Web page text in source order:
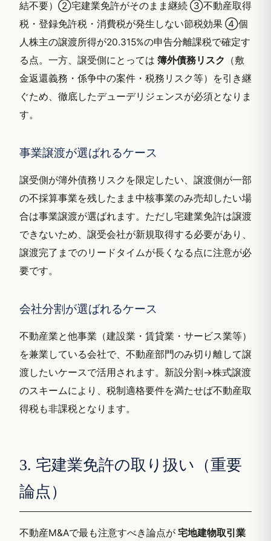
結不要）②宅建業免許がそのまま継続 ③不動産取得
税・登録免許税・消費税が発生しない節税効果 ④個
人株主の譲渡所得が20.315%の申告分離課税で確定す
る点。一方、譲受側にとっては 簿外債務リスク
（敷
金返還義務・係争中の案件・税務リスク等）を引き継
ぐため、徹底したデューデリジェンスが必須となりま
す。
事業譲渡が選ばれるケース
譲受側が簿外債務リスクを限定したい、譲渡側が一部
の不採算事業を残したまま中核事業のみ売却したい場
合は事業譲渡が選ばれます。ただし宅建業免許は譲渡
できないため、譲受会社が新規取得する必要があり、
譲渡完了までのリードタイムが長くなる点に注意が必
要です。
会社分割が選ばれるケース
不動産業と他事業（建設業・賃貸業・サービス業等）
を兼業している会社で、不動産部門のみ切り離して譲
渡したいケースで活用されます。新設分割→株式譲渡
のスキームにより、税制適格要件を満たせば不動産取
得税も非課税となります。
3. 宅建業免許の取り扱い（重要
論点）
不動産M&Aで最も注意すべき論点が 宅地建物取引業